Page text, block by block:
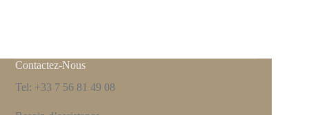
Contactez-Nous
Tel: +33 7 56 81 49 08